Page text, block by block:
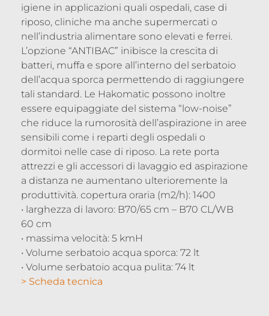
igiene in applicazioni quali ospedali, case di
riposo, cliniche ma anche supermercati o
nell’industria alimentare sono elevati e ferrei.
L’opzione “ANTIBAC” inibisce la crescita di
batteri, muffa e spore all’interno del serbatoio
dell’acqua sporca permettendo di raggiungere
tali standard. Le Hakomatic possono inoltre
essere equipaggiate del sistema “low-noise”
che riduce la rumorosità dell’aspirazione in aree
sensibili come i reparti degli ospedali o
dormitoi nelle case di riposo. La rete porta
attrezzi e gli accessori di lavaggio ed aspirazione
a distanza ne aumentano ulterioremente la
produttività. copertura oraria (m2/h): 1400
• larghezza di lavoro: B70/65 cm – B70 CL/WB
60 cm
• massima velocità: 5 kmH
• Volume serbatoio acqua sporca: 72 lt
• Volume serbatoio acqua pulita: 74 lt
> Scheda tecnica